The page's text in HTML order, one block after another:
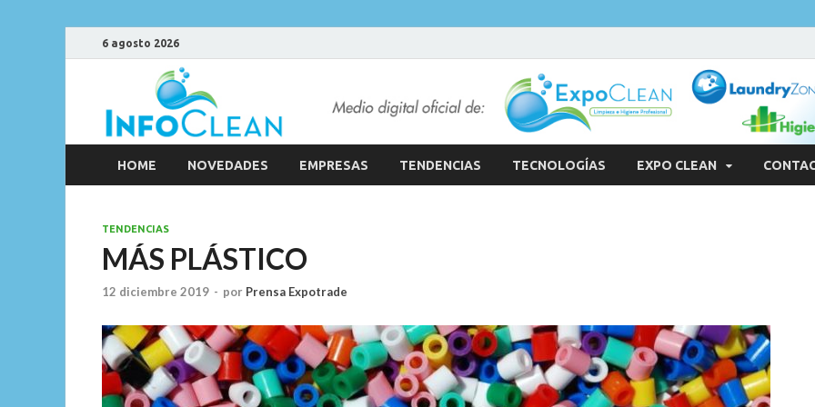
6 agosto 2026
HOME NOVEDADES EMPRESAS TENDENCIAS TECNOLOGÍAS EXPO CLEAN
TENDENCIAS
MÁS PLÁSTICO
12 diciembre 2019 - por Prensa Expotrade